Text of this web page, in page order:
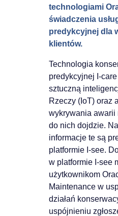
technologiami
świadczenia
predykcyjnej dla
klientów.
Technologia
predykcyjnej I-
sztuczną
Rzeczy (IoT) oraz
wykrywania awarii
do nich dojdzie.
informacje te są
platformie I-see.
w platformie I-see
użytkownikom
Maintenance w
działań
uspójnieniu